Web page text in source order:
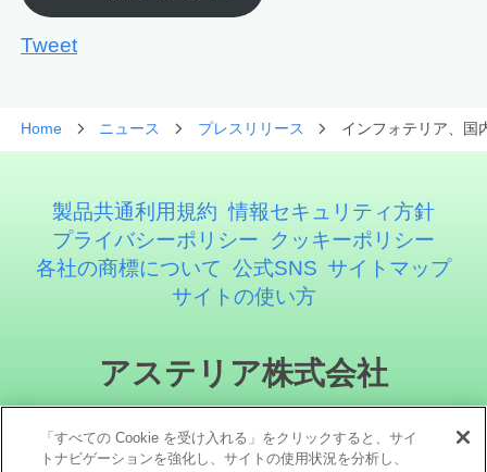
Tweet
Home ニュース プレスリリース インフォテリア、国
製品共通利用規約 情報セキュリティ方針
プライバシーポリシー
クッキーポリシー
各社の商標について 公式SNS サイトマップ
サイトの使い方
アステリア株式会社
「すべての Cookie を受け入れる」をクリックすると、サイ
トナビゲーションを強化し、サイトの使用状況を分析し、